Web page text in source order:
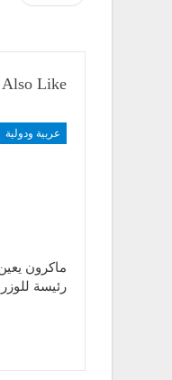
Like
عربية ودولية
ماكرون
رئيسة